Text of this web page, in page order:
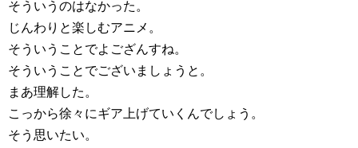
そういうのはなかった。
じんわりと楽しむアニメ。
そういうことでよござんすね。
そういうことでございましょうと。
まあ理解した。
こっから徐々にギア上げていくんでしょう。
そう思いたい。